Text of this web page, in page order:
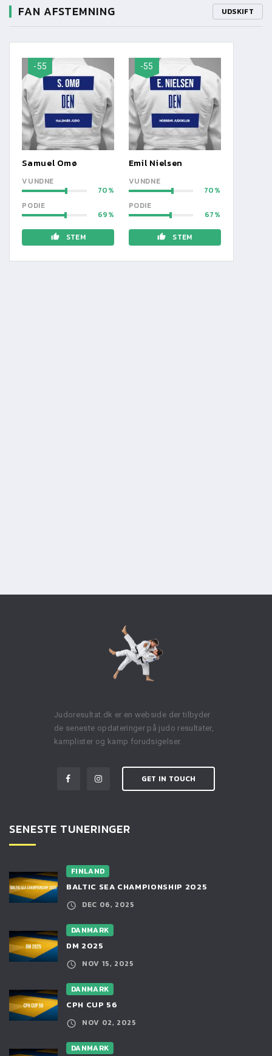
FAN AFSTEMNING UDSKIFT
-55
Samuel Omø
VUNDNE
70
PODIE
69
STEM
-55
Emil Nielsen
VUNDNE
70
PODIE
67
STEM
Judoresultat.dk er en webside der tilbyder
de seneste opdateringer på judo resultater,
kamplister og kamp forudsigelser.
GET IN TOUCH
SENESTE TUNERINGER
FINLAND
BALTIC SEA CHAMPIONSHIP 2025
DEC 06, 2025
DANMARK
DM 2025
NOV 15, 2025
DANMARK
CPH CUP 56
NOV 02, 2025
DANMARK